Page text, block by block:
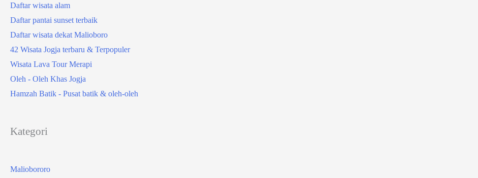
Daftar wisata alam
Daftar pantai sunset terbaik
Daftar wisata dekat Malioboro
42 Wisata Jogja terbaru & Terpopuler
Wisata Lava Tour Merapi
Oleh - Oleh Khas Jogja
Hamzah Batik - Pusat batik & oleh-oleh
Kategori
Maliobororo